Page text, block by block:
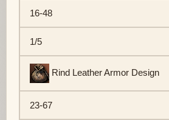
16-48
1/5
Rind Leather Armor Design
23-67